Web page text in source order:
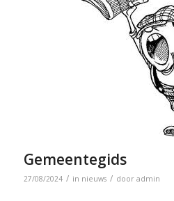
Gemeentegids
27/08/2024 / in nieuws / door admin